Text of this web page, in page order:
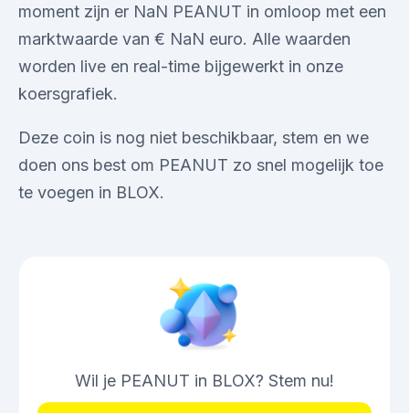
moment zijn er NaN PEANUT in omloop met een
marktwaarde van € NaN euro. Alle waarden
worden live en real-time bijgewerkt in onze
koersgrafiek.
Deze coin is nog niet beschikbaar, stem en we
doen ons best om PEANUT zo snel mogelijk toe
te voegen in BLOX.
Wil je PEANUT in BLOX? Stem nu!